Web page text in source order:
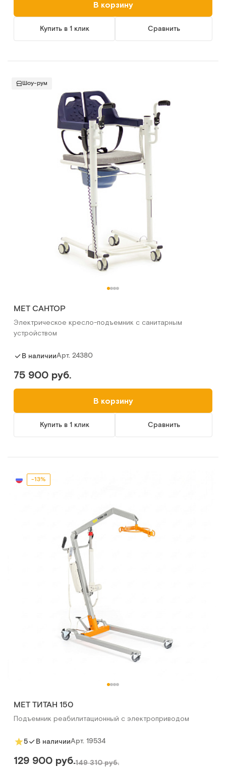
В корзину
Купить в 1 клик Сравнить
Шоу-рум
МЕТ САНТОР
Электрическое кресло-подъемник с санитарным
устройством
В наличииАрт. 24380
75 900 руб.
В корзину
Купить в 1 клик Сравнить
-13%
MET ТИТАН 150
Подъемник реабилитационный с электроприводом
5 В наличииАрт. 19534
129 900 руб.149 310 руб.